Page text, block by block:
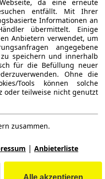
da eine erneute
entfällt. Mit Ihrer
Informationen an
übermittelt. Einige
Anbietern verwendet, um
angegebene
speichern und innerhalb
für die Befüllung neuer
Ohne die
Tools können solche
oder teilweise nicht genutzt
zusammen.
| Anbieterliste
Alle akzeptieren